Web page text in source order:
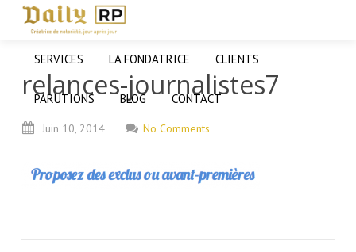
SERVICES LA FONDATRICE CLIENTS
PARUTIONS BLOG CONTACT
relances-journalistes7
Juin 10, 2014 No Comments